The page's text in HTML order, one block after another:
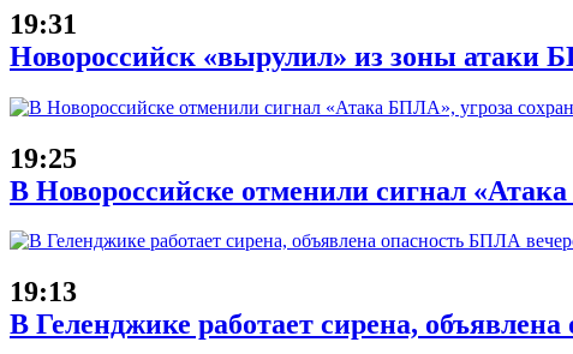
19:31
Новороссийск «вырулил» из зоны атаки
19:25
В Новороссийске отменили сигнал
19:13
В Геленджике работает сирена,